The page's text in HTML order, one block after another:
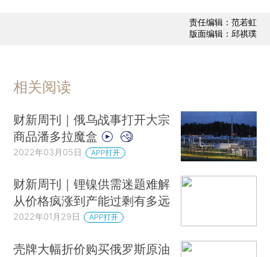
责任编辑：范若虹
版面编辑：邱祺璞
相关阅读
财新周刊｜俄乌战事打开大宗
商品潘多拉魔盒
2022年03月05日 APP打开
财新周刊｜锂镍供需迷题难解
从价格疯涨到产能过剩有多远
2022年01月29日 APP打开
壳牌大幅折价购买俄罗斯原油